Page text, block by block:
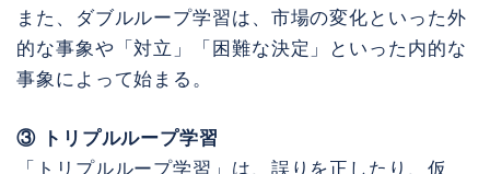
また、ダブルループ学習は、市場の変化といった外
的な事象や「対立」「困難な決定」といった内的な
事象によって始まる。
③ トリプルループ学習
「トリプルループ学習」は、誤りを正したり、仮